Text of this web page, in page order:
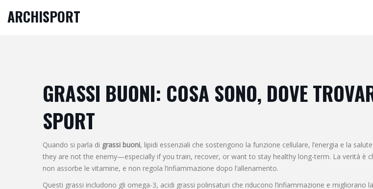
ARCHISPORT
GRASSI BUONI: COSA SONO, DOVE
SPORT
Quando si parla di grassi buoni, lipidi essenziali che sostengono la funzione cellulare, l’energia e la
they are not the enemy—especially if you train, recover, or want to stay healthy long-term. La verità è
non assorbe le vitamine, e non regola l’infiammazione dopo l’allenamento.
Questi grassi includono gli omega-3, acidi grassi polinsaturi che riducono l’infiammazione e